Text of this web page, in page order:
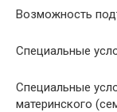
Возможность
Специальные
Специальные
материнского